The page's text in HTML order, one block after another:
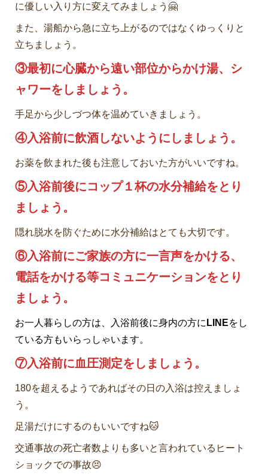
に優しい入り方に変えてみましょう🤗
また、湯船から急に立ち上がるのではなくゆっくりと
立ちましょう。
③最初に心臓から遠い部位からかけ湯、シ
ャワーをしましょう。
手足から少しづつ体を温めていきましょう。
④入浴前に飲酒しないようにしましょう。
お薬を飲まれた後も注意しておいた方がいいですね。
⑤入浴前後にコップ１杯の水分補給をとり
ましょう。
隠れ脱水を防ぐために水分補給はとても大切です。
⑥入浴前にご家族の方に一言声をかける、
電話をかける等コミュニケーションをとり
ましょう。
お一人暮らしの方は、入浴前後に身内の方に LINEをし
ている方もいらっしゃいます。
⑦入浴前に血圧測定をしましょう。
180を超えるようであればその日の入浴は控えましょ
う。
足湯だけにするのもいいですね🐱
交通事故の死亡者数よりも多いと言われているヒート
ショックでの事故😣